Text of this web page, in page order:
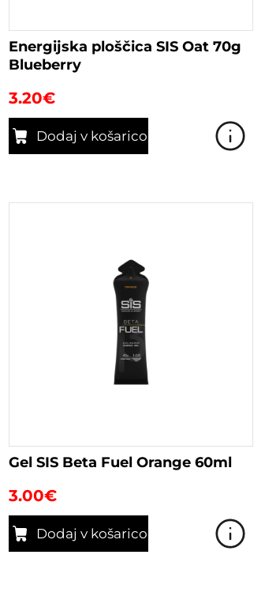
Energijska ploščica SIS Oat 70g
Blueberry
3.20€
Dodaj v košarico
Gel SIS Beta Fuel Orange 60ml
3.00€
Dodaj v košarico